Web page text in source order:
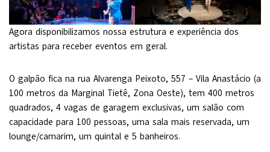
Agora disponibilizamos nossa estrutura e experiência dos
artistas para receber eventos em geral.
O galpão fica na rua Alvarenga Peixoto, 557 – Vila Anastácio (a
100 metros da Marginal Tietê, Zona Oeste), tem 400 metros
quadrados, 4 vagas de garagem exclusivas, um salão com
capacidade para 100 pessoas, uma sala mais reservada, um
lounge/camarim, um quintal e 5 banheiros.